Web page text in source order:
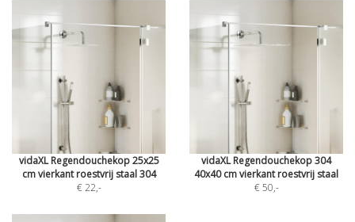
vidaXL Regendouchekop 25x25
cm vierkant roestvrij staal 304
€ 22,-
vidaXL Regendouchekop 304
40x40 cm vierkant roestvrij staal
€ 50,-